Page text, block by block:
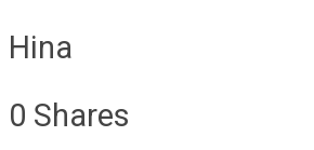
Hina
0 Shares